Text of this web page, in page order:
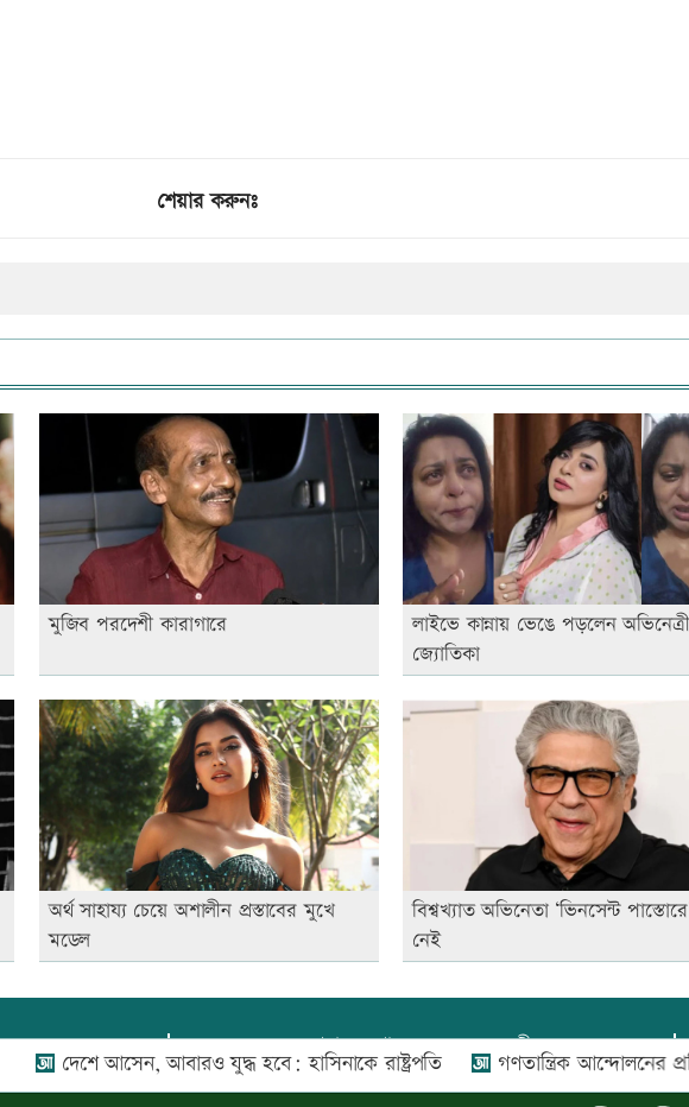
শেয়ার করুনঃ
মুজিব পরদেশী কারাগারে
লাইভে কান্নায় ভেঙে পড়লেন অভিনেত্রী
জ্যোতিকা
অর্থ সাহায্য চেয়ে অশালীন প্রস্তাবের মুখে
মডেল
বিশ্বখ্যাত অভিনেতা ‘ভিনসেন্ট
নেই
প্রধান সম্পাদক:আফজাল বারী
প্রোমিতা আফরিন কর্তৃক সম্পাদিত ও প্রকাশিত
দেশে আসেন, আবারও যুদ্ধ হবে: হাসিনাকে রাষ্ট্রপতি গণতান্ত্রিক আন্দোলনের প্রতিচ্ছবি